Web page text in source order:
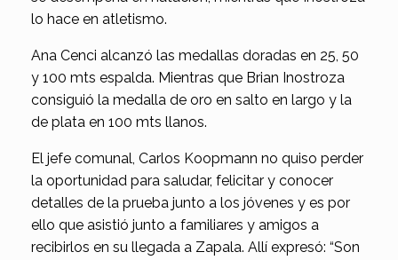
lo hace en atletismo.
Ana Cenci alcanzó las medallas doradas en 25, 50
y 100 mts espalda. Mientras que Brian Inostroza
consiguió la medalla de oro en salto en largo y la
de plata en 100 mts llanos.
El jefe comunal, Carlos Koopmann no quiso perder
la oportunidad para saludar, felicitar y conocer
detalles de la prueba junto a los jóvenes y es por
ello que asistió junto a familiares y amigos a
recibirlos en su llegada a Zapala. Allí expresó: “Son